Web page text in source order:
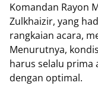
Komandan Rayon
Zulkhaizir, yang
rangkaian acara,
Menurutnya,
harus selalu prima
dengan optimal.